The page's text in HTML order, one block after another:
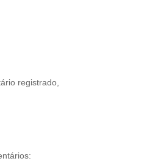
registrado,